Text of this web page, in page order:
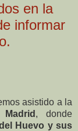
en la
informar
asistido a la
, donde
Huevo y sus